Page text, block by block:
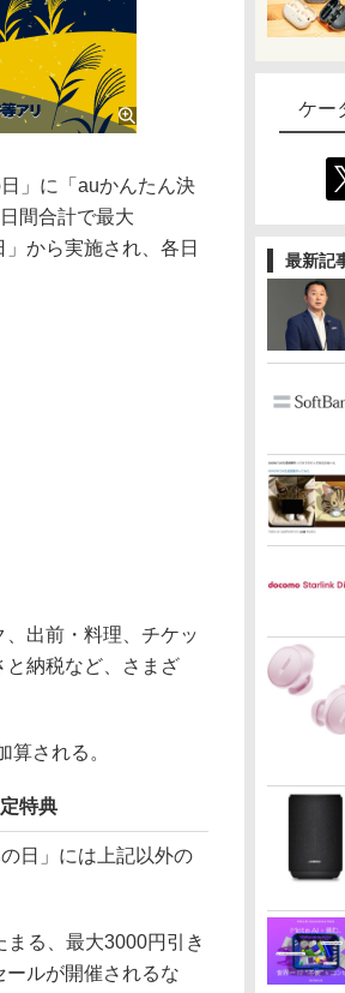
ケー
最新記
」に「auかんたん決
間合計で最大
から実施され、各日
出前・料理、チケッ
と納税など、さまざ
される。
特典
日」には上記以外の
る、最大3000円引き
ルが開催されるな